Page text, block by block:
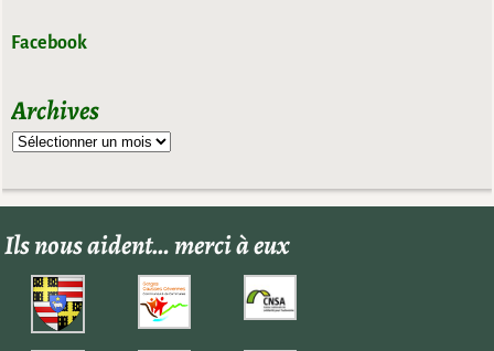
Facebook
Archives
Ils nous aident… merci à eux